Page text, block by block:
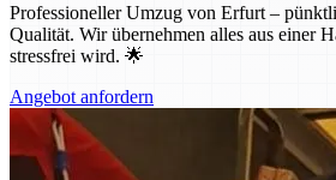
Professioneller Umzug von Erfurt –
Qualität. Wir übernehmen alles aus einer
stressfrei wird. 🌟
Angebot anfordern